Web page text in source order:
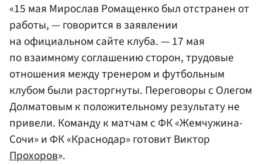
«15 мая Мирослав Ромащенко был отстранен от
работы, — говорится в заявлении
на официальном сайте клуба. — 17 мая
по взаимному соглашению сторон, трудовые
отношения между тренером и футбольным
клубом были расторгнуты. Переговоры с Олегом
Долматовым к положительному результату не
привели. Команду к матчам с ФК «Жемчужина-
Сочи» и ФК «Краснодар» готовит Виктор
Прохоров».